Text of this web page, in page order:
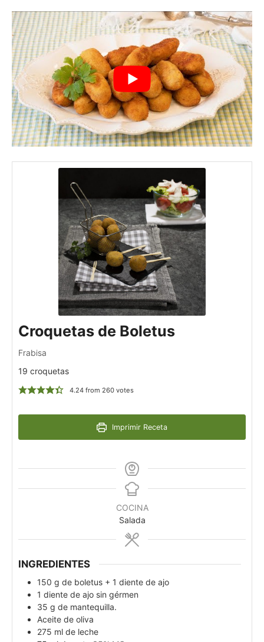
Croquetas de Boletus
Frabisa
19 croquetas
4.24from 260votes
Imprimir Receta
COCINA
Salada
INGREDIENTES
150 g de boletus + 1 diente de ajo
1 diente de ajo sin gérmen
35 g de mantequilla.
Aceite de oliva
275 ml de leche